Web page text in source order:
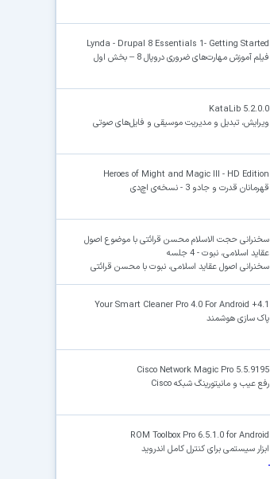
Lynda - Drupal 8 Essentials 1- Getting Started
فیلم آموزش مهارت‌های ضروری دروپال 8 – بخش اول
KataLib 5.2.0.0
ویرایش، تبدیل و مدیریت موسیقی و فایل‌های صوتی
Heroes of Might and Magic III - HD Edition
قهرمانان قدرت و جادو 3 - نسخه‌ی اچ‌دی
سخنرانی حجت الاسلام محسن قرائتی با موضوع اصول
عقاید اسلامی، نبوت - 4 جلسه
سخنرانی اصول عقاید اسلامی، نبوت با محسن قرائتی
Your Smart Cleaner Pro 4.0 For Android +4.1
پاک سازی هوشمند
Cisco Network Magic Pro 5.5.9195
رفع عیب و مانیتورینگ شبکه Cisco
ROM Toolbox Pro 6.5.1.0 for Android
ابزار سیستمی برای کنترل کامل اندروید